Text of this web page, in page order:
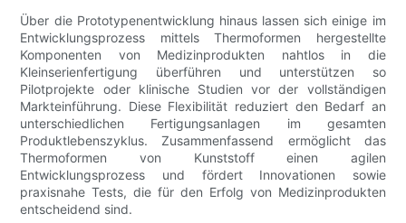
Über die Prototypenentwicklung hinaus lassen sich einige im
Entwicklungsprozess mittels Thermoformen hergestellte
Komponenten von Medizinprodukten nahtlos in die
Kleinserienfertigung überführen und unterstützen so
Pilotprojekte oder klinische Studien vor der vollständigen
Markteinführung. Diese Flexibilität reduziert den Bedarf an
unterschiedlichen Fertigungsanlagen im gesamten
Produktlebenszyklus. Zusammenfassend ermöglicht das
Thermoformen von Kunststoff einen agilen
Entwicklungsprozess und fördert Innovationen sowie
praxisnahe Tests, die für den Erfolg von Medizinprodukten
entscheidend sind.